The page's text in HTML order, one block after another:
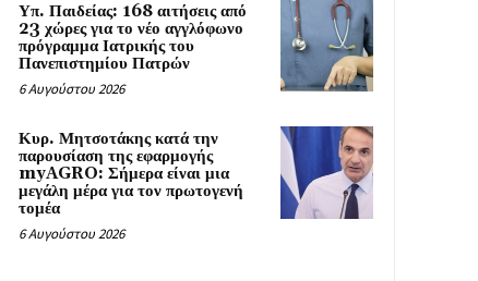
Υπ. Παιδείας: 168 αιτήσεις από
23 χώρες για το νέο αγγλόφωνο
πρόγραμμα Ιατρικής του
Πανεπιστημίου Πατρών
6 Αυγούστου 2026
Κυρ. Μητσοτάκης κατά την
παρουσίαση της εφαρμογής
myAGRO: Σήμερα είναι μια
μεγάλη μέρα για τον πρωτογενή
τομέα
6 Αυγούστου 2026